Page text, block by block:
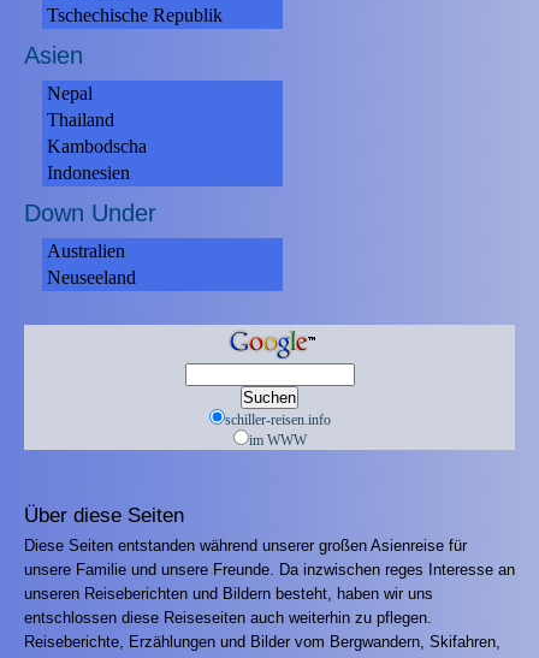
Tschechische Republik
Asien
Nepal
Thailand
Kambodscha
Indonesien
Down Under
Australien
Neuseeland
schiller-reisen.info
im WWW
Über diese Seiten
Diese Seiten entstanden während unserer großen Asienreise für
unsere Familie und unsere Freunde. Da inzwischen reges Interesse an
unseren Reiseberichten und Bildern besteht, haben wir uns
entschlossen diese Reiseseiten auch weiterhin zu pflegen.
Reiseberichte, Erzählungen und Bilder vom Bergwandern, Skifahren,